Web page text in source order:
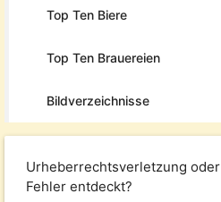
Top Ten Biere
Top Ten Brauereien
Bildverzeichnisse
Urheberrechtsverletzung oder
Fehler entdeckt?